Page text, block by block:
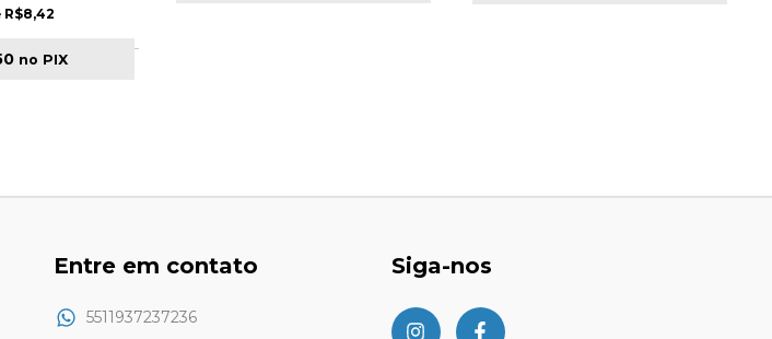
R$8,42
no PIX
Entre em contato
5511937237236
Siga-nos